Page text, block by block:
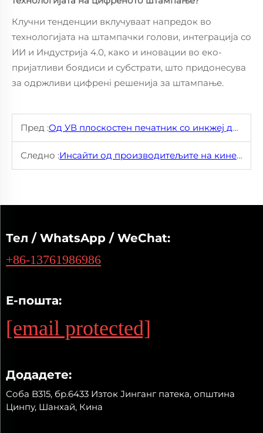
Клучни тенденции вклучуваат напредок во
технологијата на штампачки голови, интеграција со
ИИ и Индустрија 4.0, како и иновации во еко-
пријатливи боядиси и субстрати, што придонесува
за одржливи цифренi решенија за штампање.
Пред :Од УВ плоскостен печатник со инкжеј до индустријски апликации: Потполна привод за еко-печатарска технологија
Следно :Инсайти од производитељите на кинески УВ плоскоштамбени принтери: Како да се намалат прикупувачките трошиња за 30%.
Тел / WhatsApp / WeChat:
+86-13761986986
Е-пошта:
[email protected]
Додадете:
Соба B315, бр.6433 Изток Јинганг патека, општина
Цинпу, Шанхай, Кина